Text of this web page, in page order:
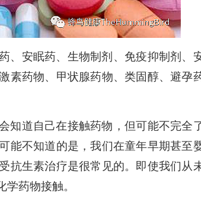
、安眠药、生物制剂、免疫抑制剂、
素药物、甲状腺药物、类固醇、避孕
知道自己在接触药物，但可能不完全
能不知道的是，我们在童年早期甚至
抗生素治疗是很常见的。即使我们从
药物接触。